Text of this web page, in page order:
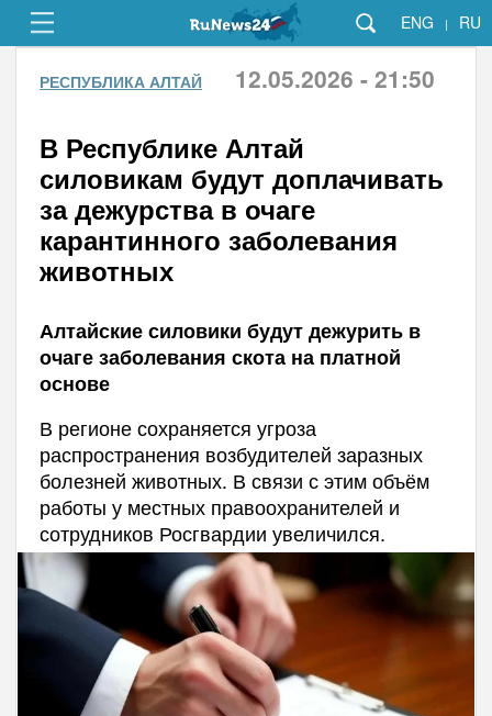
ENG | RU
РЕСПУБЛИКА АЛТАЙ 12.05.2026 - 21:50
В Республике Алтай
силовикам будут доплачивать
за дежурства в очаге
карантинного заболевания
животных
Алтайские силовики будут дежурить в
очаге заболевания скота на платной
основе
В регионе сохраняется угроза
распространения возбудителей заразных
болезней животных. В связи с этим объём
работы у местных правоохранителей и
сотрудников Росгвардии увеличился.